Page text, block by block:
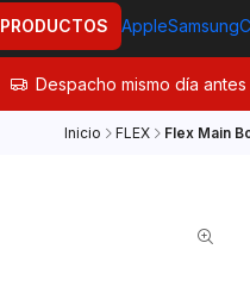
PRODUCTOS AppleSamsung
Despacho mismo día antes
Inicio FLEX Flex Main